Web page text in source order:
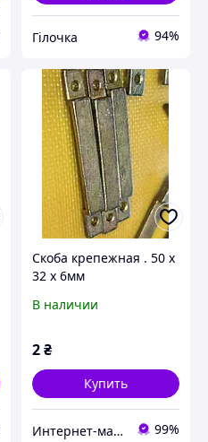
Гілочка 94%
Скоба крепежная . 50 х
32 х 6мм
В наличии
2₴
Купить
Интернет-магазин "Stereopulse" 99%